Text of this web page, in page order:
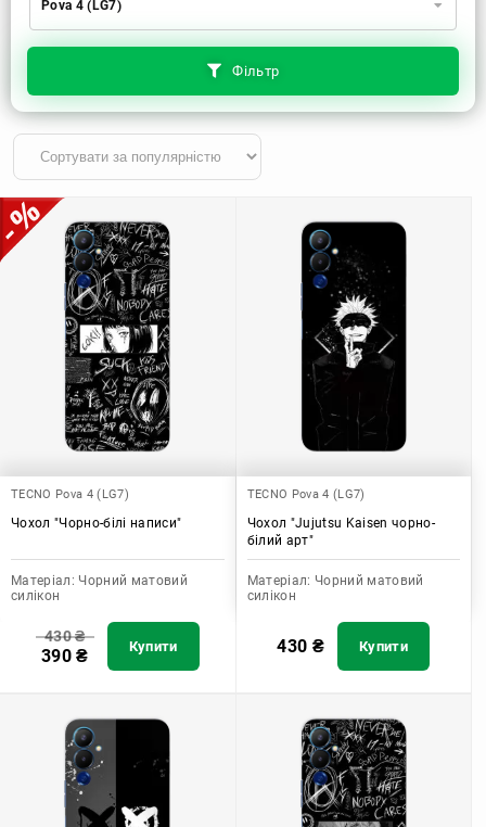
Фільтр
Huawei
Realme
TECNO
ZTE
OnePlus
Motorola
Pova 4 (LG7)
TECNO Pova 4 (LG7)
Чохол "Чорно-білі написи"
Матеріал: Чорний матовий
силікон
430₴
390₴ Купити
TECNO Pova 4 (LG7)
Чохол "Jujutsu Kaisen чорно-
білий арт"
Матеріал: Чорний матовий
силікон
430 ₴ Купити